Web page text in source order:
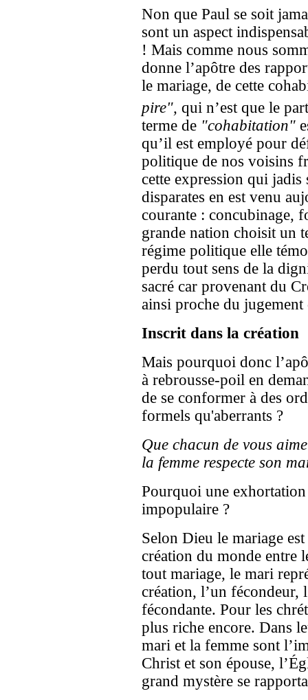
Non que Paul se soit
sont un aspect
! Mais comme nous
donne l’apôtre des
le mariage, de cette
pire", qui n’est que le
terme de "cohabitation"
qu’il est employé pour
politique de nos voisins
cette expression qui jadis
disparates en est venu
courante : concubinage,
grande nation choisit un
régime politique elle
perdu tout sens de la
sacré car provenant du
ainsi proche du jugement
Inscrit dans la création
Mais pourquoi donc
à rebrousse-poil en
de se conformer à des
formels qu'aberrants ?
Que chacun de vous
la femme respecte son
Pourquoi une
impopulaire ?
Selon Dieu le mariage
création du monde entre
tout mariage, le mari
création, l’un fécondeur,
fécondante. Pour les
plus riche encore. Dans
mari et la femme sont
Christ et son épouse,
grand mystère se